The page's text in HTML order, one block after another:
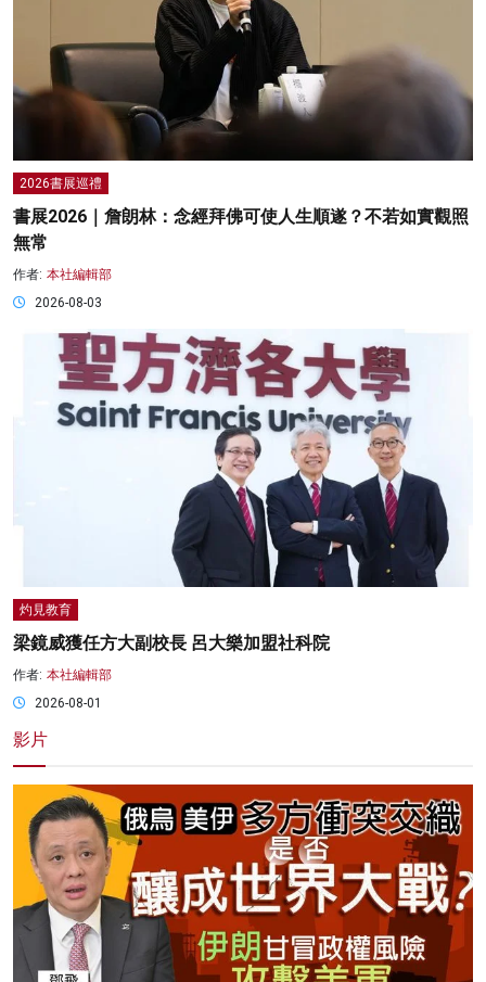
2026書展巡禮
書展2026｜詹朗林：念經拜佛可使人生順遂？不若如實觀照
無常
作者: 本社編輯部
2026-08-03
灼見教育
梁鏡威獲任方大副校長 呂大樂加盟社科院
作者: 本社編輯部
2026-08-01
影片